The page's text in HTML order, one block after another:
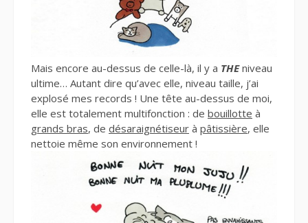
Mais encore au-dessus de celle-là, il y a THEniveau
ultime… Autant dire qu’avec elle, niveau taille, j’ai
explosé mes records ! Une tête au-dessus de moi,
elle est totalement multifonction : de bouillotte à
grands bras, de désaraignétiseur à pâtissière, elle
nettoie même son environnement !